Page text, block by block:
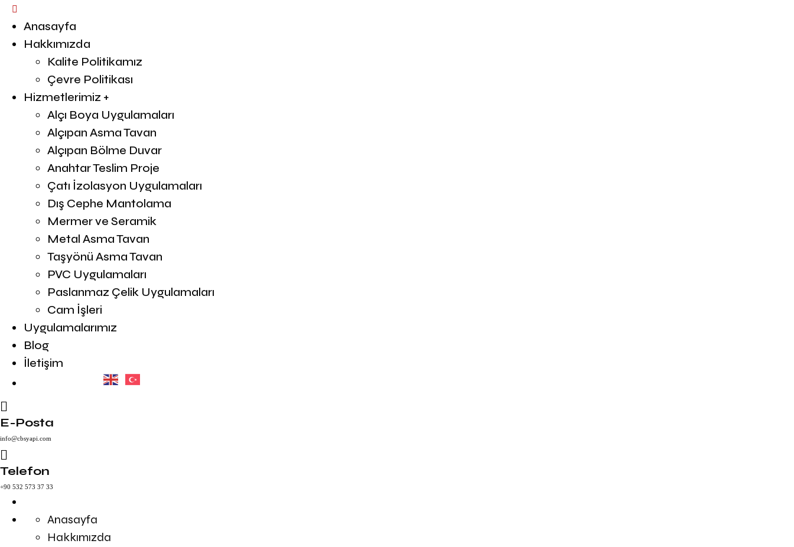
Anasayfa
Hakkımızda
Kalite Politikamız
Çevre Politikası
Hizmetlerimiz +
Alçı Boya Uygulamaları
Alçıpan Asma Tavan
Alçıpan Bölme Duvar
Anahtar Teslim Proje
Çatı İzolasyon Uygulamaları
Dış Cephe Mantolama
Mermer ve Seramik
Metal Asma Tavan
Taşyönü Asma Tavan
PVC Uygulamaları
Paslanmaz Çelik Uygulamaları
Cam İşleri
Uygulamalarımız
Blog
İletişim
E-Posta
info@cbsyapi.com
Telefon
+90 532 573 37 33
Anasayfa
Hakkımızda